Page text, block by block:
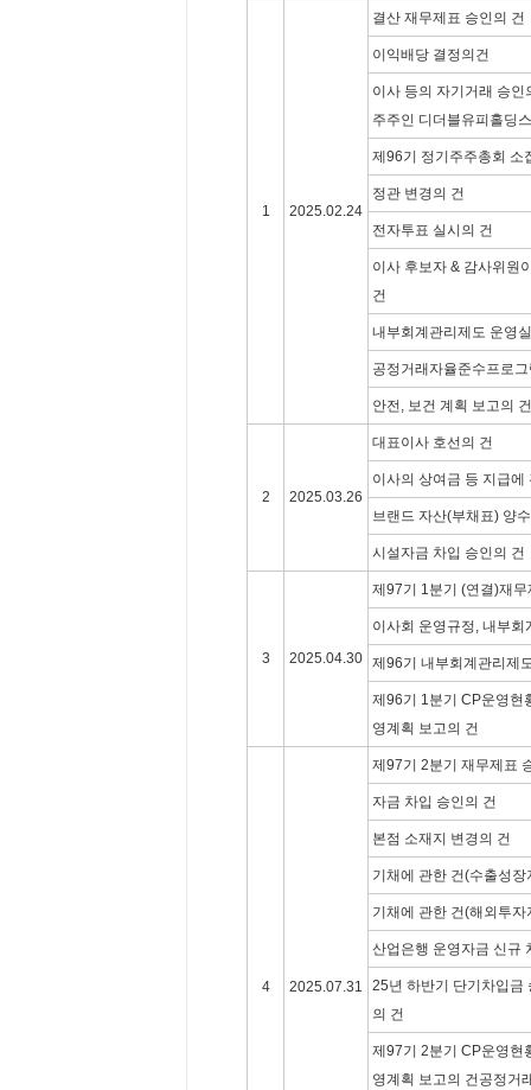
1 2025.02.24
결산 재무제표 승인의 건
이익배당 결정의건
이사 등의 자기거래 승인
주주인 디더블유피홀딩
제96기 정기주주총회 소
정관 변경의 건
전자투표 실시의 건
이사 후보자 & 감사위원
건
내부회계관리제도 운영
공정거래자율준수프로
안전, 보건 계획 보고의 건
2 2025.03.26
대표이사 호선의 건
이사의 상여금 등 지급에
브랜드 자산(부채표) 양
시설자금 차입 승인의 건
3 2025.04.30
제97기 1분기 (연결)재
이사회 운영규정, 내부
제96기 내부회계관리제
제96기 1분기 CP운영현
영계획 보고의 건
4 2025.07.31
제97기 2분기 재무제표
자금 차입 승인의 건
본점 소재지 변경의 건
기채에 관한 건(수출성장
기채에 관한 건(해외투자
산업은행 운영자금 신규
25년 하반기 단기차입금
의 건
제97기 2분기 CP운영현
영계획 보고의 건공정거